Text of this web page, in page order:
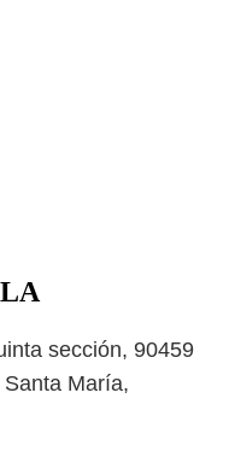
sección, 90459
María,